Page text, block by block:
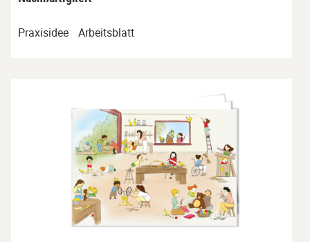
Praxisidee Arbeitsblatt